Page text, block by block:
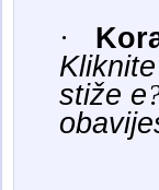
·
stiže e